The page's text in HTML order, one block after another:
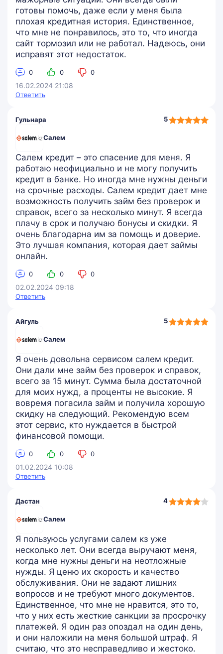
готовы помочь, даже если у меня была
плохая кредитная история. Единственное,
что мне не понравилось, это то, что иногда
сайт тормозил или не работал. Надеюсь, они
исправят этот недостаток.
0 0 0
16.02.2024 21:08
Ответить
Гульнара
Салем
5
5,0
Салем кредит – это спасение для меня. Я
работаю неофициально и не могу получить
кредит в банке. Но иногда мне нужны деньги
на срочные расходы. Салем кредит дает мне
возможность получить займ без проверок и
справок, всего за несколько минут. Я всегда
плачу в срок и получаю бонусы и скидки. Я
очень благодарна им за помощь и доверие.
Это лучшая компания, которая дает займы
онлайн.
0 0 0
02.02.2024 09:18
Ответить
Айгуль
Салем
5
5,0
Я очень довольна сервисом салем кредит.
Они дали мне займ без проверок и справок,
всего за 15 минут. Сумма была достаточной
для моих нужд, а проценты не высокие. Я
вовремя погасила займ и получила хорошую
скидку на следующий. Рекомендую всем
этот сервис, кто нуждается в быстрой
финансовой помощи.
0 0 0
01.02.2024 10:08
Ответить
Дастан
Салем
4
4,0
Я пользуюсь услугами салем кз уже
несколько лет. Они всегда выручают меня,
когда мне нужны деньги на неотложные
нужды. Я ценю их скорость и качество
обслуживания. Они не задают лишних
вопросов и не требуют много документов.
Единственное, что мне не нравится, это то,
что у них есть жесткие санкции за просрочку
платежей. Я один раз опоздал на один день,
и они наложили на меня большой штраф. Я
считаю, что это несправедливо и жестоко.